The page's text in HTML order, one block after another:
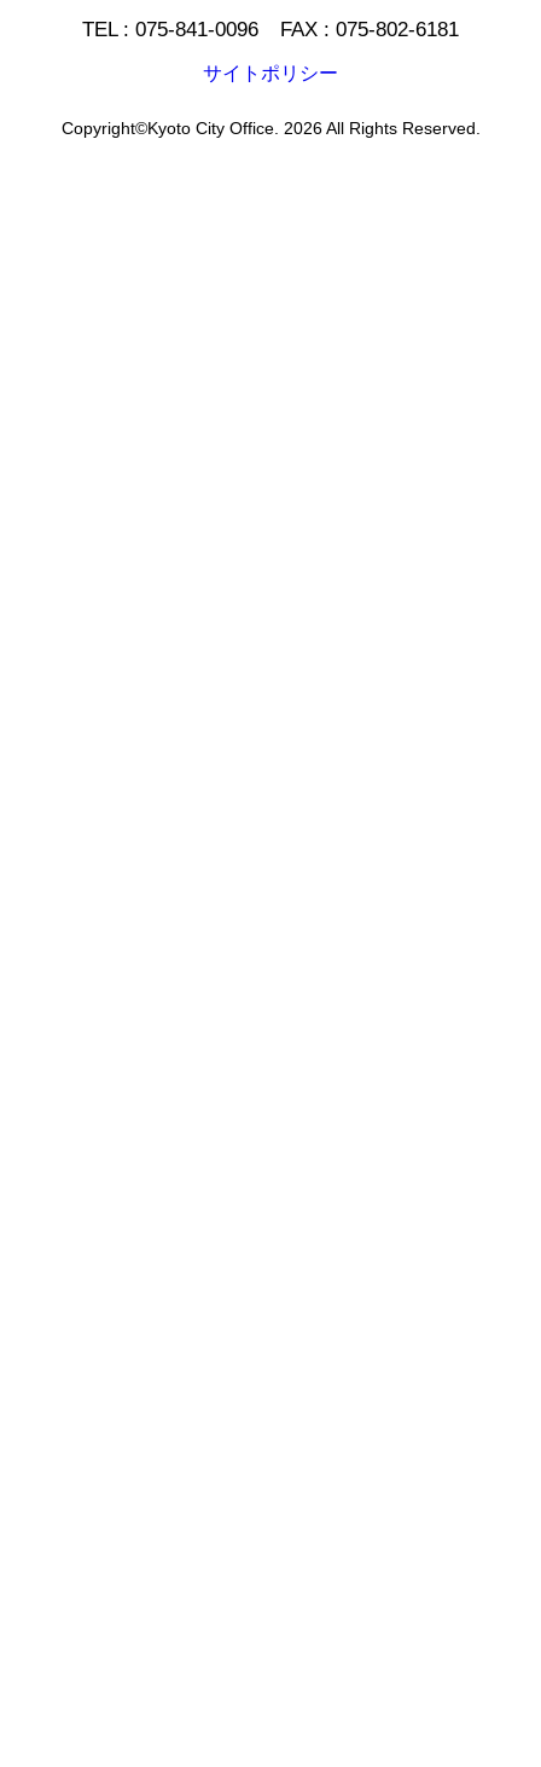
TEL : 075-841-0096 FAX :075-802-6181
サイトポリシー
Copyright©Kyoto City Office. 2026 All Rights Reserved.